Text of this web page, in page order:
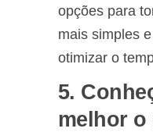
opções para
mais simples
otimizar o
5.
melhor o